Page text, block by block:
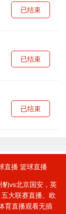
已结束
已结束
已结束
直播 篮球直播
vs北京国安，英
大联赛直播、欧
育直播观看无插